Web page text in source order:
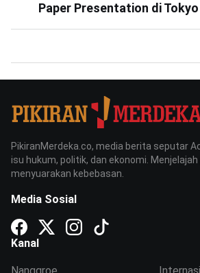
Paper Presentation di Tokyo
PikiranMerdeka.co, media berita seputar
isu hukum, politik, dan ekonomi.
menyuarakan kebebasan.
Media Sosial
Kanal